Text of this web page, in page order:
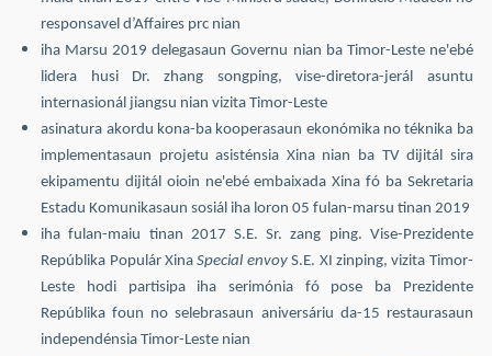
responsavel d’Affaires prc nian
iha Marsu 2019 delegasaun Governu nian ba Timor-Leste ne'ebé
lidera husi Dr. zhang songping, vise-diretora-jerál asuntu
internasionál jiangsu nian vizita Timor-Leste
asinatura akordu kona-ba kooperasaun ekonómika no téknika ba
implementasaun projetu asisténsia Xina nian ba TV dijitál sira
ekipamentu dijitál oioin ne'ebé embaixada Xina fó ba Sekretaria
Estadu Komunikasaun sosiál iha loron 05 fulan-marsu tinan 2019
iha fulan-maiu tinan 2017 S.E. Sr. zang ping. Vise-Prezidente
Repúblika Populár XinaSpecial envoyS.E. XI zinping, vizita Timor-
Leste hodi partisipa iha serimónia fó pose ba Prezidente
Repúblika foun no selebrasaun aniversáriu da-15 restaurasaun
independénsia Timor-Leste nian